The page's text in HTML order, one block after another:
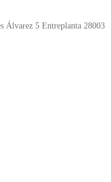
Álvarez 5 Entreplanta 28003